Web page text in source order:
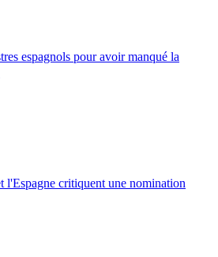
espagnols pour avoir manqué la
critiquent une nomination